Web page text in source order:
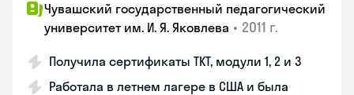
Чувашский государственный педагогический
университет им. И. Я. Яковлева • 2011 г.
Получила сертификаты TKT, модули 1, 2 и 3
Работала в летнем лагере в США и была